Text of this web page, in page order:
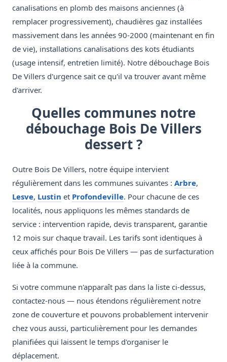
canalisations en plomb des maisons anciennes (à
remplacer progressivement), chaudières gaz installées
massivement dans les années 90-2000 (maintenant en fin
de vie), installations canalisations des kots étudiants
(usage intensif, entretien limité). Notre débouchage Bois
De Villers d'urgence sait ce qu'il va trouver avant même
d'arriver.
Quelles communes notre
débouchage Bois De Villers
dessert ?
Outre Bois De Villers, notre équipe intervient
régulièrement dans les communes suivantes : Arbre,
Lesve, Lustin et Profondeville. Pour chacune de ces
localités, nous appliquons les mêmes standards de
service : intervention rapide, devis transparent, garantie
12 mois sur chaque travail. Les tarifs sont identiques à
ceux affichés pour Bois De Villers — pas de surfacturation
liée à la commune.
Si votre commune n'apparaît pas dans la liste ci-dessus,
contactez-nous — nous étendons régulièrement notre
zone de couverture et pouvons probablement intervenir
chez vous aussi, particulièrement pour les demandes
planifiées qui laissent le temps d'organiser le
déplacement.